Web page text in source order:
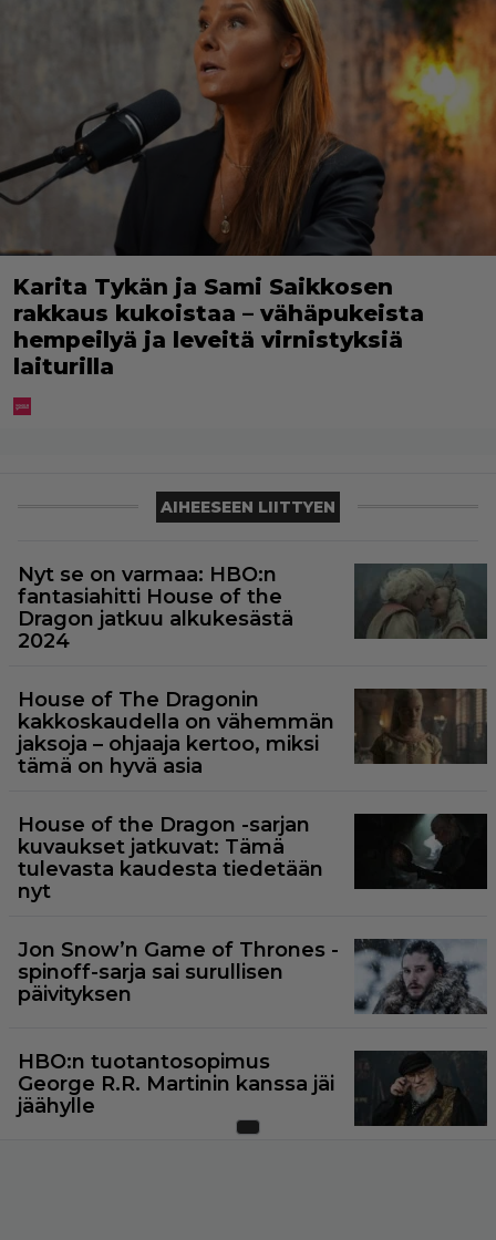
Karita Tykän ja Sami Saikkosen
rakkaus kukoistaa – vähäpukeista
hempeilyä ja leveitä virnistyksiä
laiturilla
AIHEESEEN LIITTYEN
Nyt se on varmaa: HBO:n
fantasiahitti House of the
Dragon jatkuu alkukesästä
2024
House of The Dragonin
kakkoskaudella on vähemmän
jaksoja – ohjaaja kertoo, miksi
tämä on hyvä asia
House of the Dragon -sarjan
kuvaukset jatkuvat: Tämä
tulevasta kaudesta tiedetään
nyt
Jon Snow’n Game of Thrones -
spinoff-sarja sai surullisen
päivityksen
HBO:n tuotantosopimus
George R.R. Martinin kanssa jäi
jäähylle